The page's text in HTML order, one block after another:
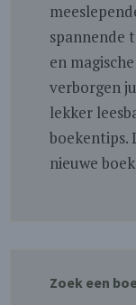
spannende
en
verborgen
lekker
boekentips.
nieuwe
Zoek een